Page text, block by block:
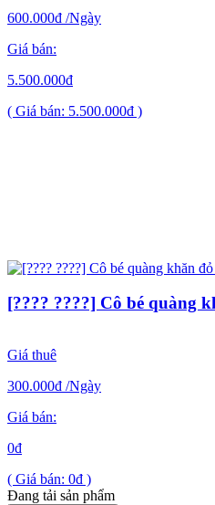
600.000đ /Ngày
Giá bán:
5.500.000đ
( Giá bán: 5.500.000đ )
[???? ????] Cô bé quàng
Giá thuê
300.000đ /Ngày
Giá bán:
0đ
( Giá bán: 0đ )
Đang tải sản phẩm